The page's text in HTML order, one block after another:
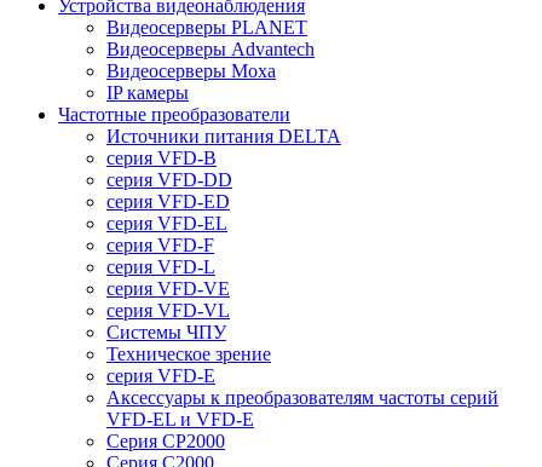
Устройства видеонаблюдения
Видеосерверы PLANET
Видеосерверы Advantech
Видеосерверы Moxa
IP камеры
Частотные преобразователи
Источники питания DELTA
серия VFD-B
серия VFD-DD
серия VFD-ED
серия VFD-EL
серия VFD-F
серия VFD-L
серия VFD-VE
серия VFD-VL
Системы ЧПУ
Техническое зрение
серия VFD-E
Аксессуары к преобразователям частоты серий
VFD-EL и VFD-E
Серия CP2000
Серия C2000